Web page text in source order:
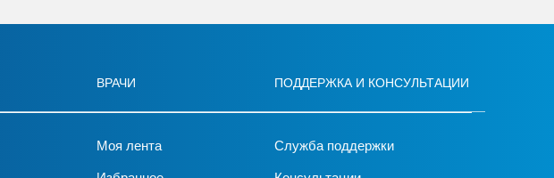
ВРАЧИ
Моя лента
ПОДДЕРЖКА И КОНСУЛЬТАЦИИ
Служба поддержки